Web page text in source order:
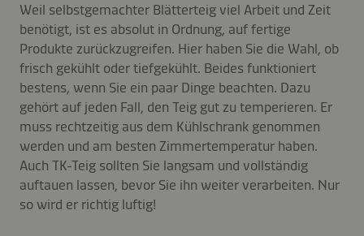
Weil selbstgemachter Blätterteig viel Arbeit und Zeit
benötigt, ist es absolut in Ordnung, auf fertige
Produkte zurückzugreifen. Hier haben Sie die Wahl, ob
frisch gekühlt oder tiefgekühlt. Beides funktioniert
bestens, wenn Sie ein paar Dinge beachten. Dazu
gehört auf jeden Fall, den Teig gut zu temperieren. Er
muss rechtzeitig aus dem Kühlschrank genommen
werden und am besten Zimmertemperatur haben.
Auch TK-Teig sollten Sie langsam und vollständig
auftauen lassen, bevor Sie ihn weiter verarbeiten. Nur
so wird er richtig luftig!